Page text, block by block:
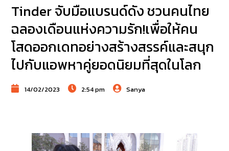
Tinder จับมือแบรนด์ดัง ชวนคนไทย
ฉลองเดือนแห่งความรัก!เพื่อให้คน
โสดออกเดทอย่างสร้างสรรค์และสนุก
ไปกับแอพหาคู่ยอดนิยมที่สุดในโลก
14/02/2023 2:54 pm Sanya